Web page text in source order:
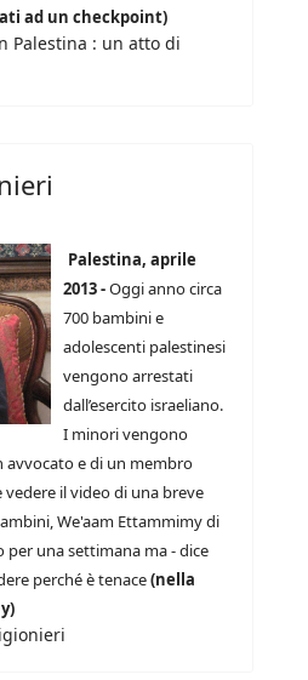
ad un checkpoint)
Palestina : un atto di
Palestina, aprile
2013 -Oggi anno circa
700 bambini e
adolescenti palestinesi
vengono arrestati
dall’esercito israeliano.
I minori vengono
avvocato e di un membro
il video di una breve
We'aam Ettammimy di
per una settimana ma - dice
perché è tenace(nella